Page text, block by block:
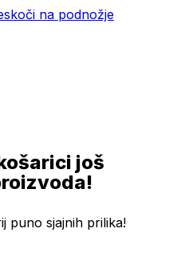
na podnožje
još
puno sjajnih prilika!